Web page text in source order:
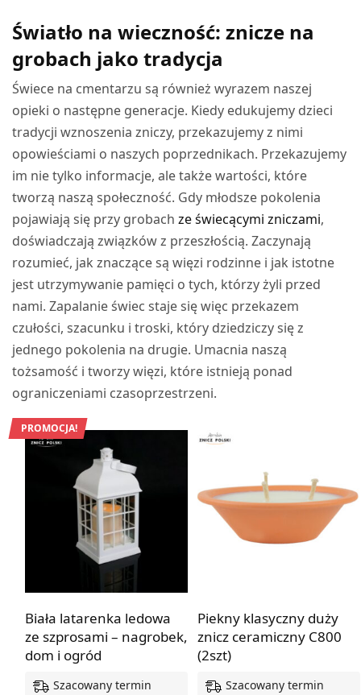
Światło na wieczność: znicze na
grobach jako tradycja
Świece na cmentarzu są również wyrazem naszej
opieki o następne generacje. Kiedy edukujemy dzieci
tradycji wznoszenia zniczy, przekazujemy z nimi
opowieściami o naszych poprzednikach. Przekazujemy
im nie tylko informacje, ale także wartości, które
tworzą naszą społeczność. Gdy młodsze pokolenia
pojawiają się przy grobachze świecącymi zniczami,
doświadczają związków z przeszłością. Zaczynają
rozumieć, jak znaczące są więzi rodzinne i jak istotne
jest utrzymywanie pamięci o tych, którzy żyli przed
nami. Zapalanie świec staje się więc przekazem
czułości, szacunku i troski, który dziedziczy się z
jednego pokolenia na drugie. Umacnia naszą
tożsamość i tworzy więzi, które istnieją ponad
ograniczeniami czasoprzestrzeni.
PROMOCJA!
Biała latarenka ledowa
ze szprosami – nagrobek,
dom i ogród
Szacowany termin
Piekny klasyczny duży
znicz ceramiczny C800
(2szt)
Szacowany termin